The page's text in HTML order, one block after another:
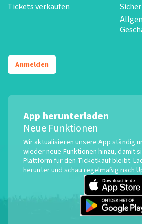
Tickets verkaufen
Anmelden
App herunterladen
Neue Funktionen
Wir aktualisieren unsere App ständig
wieder neue Funktionen hinzu, damit
Plattform für den Ticketkauf bleibt.
herunter und schau regelmäßig nach